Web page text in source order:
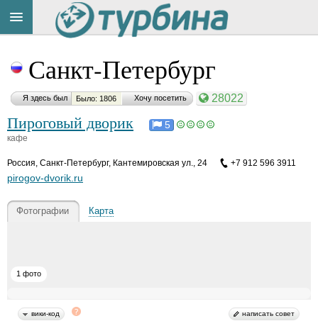
Санкт-Петербург
Я здесь был Было: 1806 Хочу посетить 28022
Пироговый дворик 5
кафе
Россия, Санкт-Петербург, Кантемировская ул., 24 +7 912 596 3911
pirogov-dvorik.ru
Фотографии Карта
1 фото
вики-код написать совет
на
сайте:
Button